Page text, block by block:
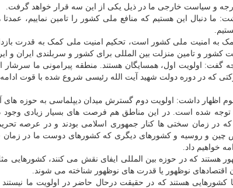
و سیاست خارجی ما در ذیل یکی از این سه قرار خواهد گرفت.
دنبال این هستیم که منافع ملی کشور را تامین نماییم، عمدتا
به امنیت ملی کشور است، تحکیم امنیت ملی کمک به قدرت
کشور و تامین منزلت بین المللی برای کشور و سربلندی ایران و
گفت: اولویت اول، همسایگان هستند. منطقه پیرامونی ما
که در دوره دولت شهید آیت الله رئیسی شروع شده با قوت ادامه
اظهار داشت: اولویت دوم گسترش میدان دیپلماسی به حوزه های
توجه شده است. در این مناطق هم فرصت های بسیار زیادی وجود
در زمان سختی ها کنار جمهوری اسلامی بودند و در عرصه
چین و روسیه و کشورهای دیگری که کشورهای دوست ما در زمان
خواهیم داد.
هستند که در حوزه بین المللی ایفای نقش می کنند، کشورهایی
اقتصادهای نوظهور یا قدرت های نوظهور شناخته می شوند.
هستند که در حقیقت درحال حاضر در اولویت ما نیستند